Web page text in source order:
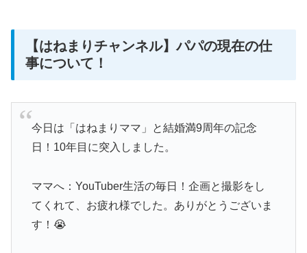
【はねまりチャンネル】パパの現在の仕
事について！
今日は「はねまりママ」と結婚満9周年の記念
日！10年目に突入しました。
ママへ：YouTuber生活の毎日！企画と撮影をし
てくれて、お疲れ様でした。ありがとうございま
す！😭